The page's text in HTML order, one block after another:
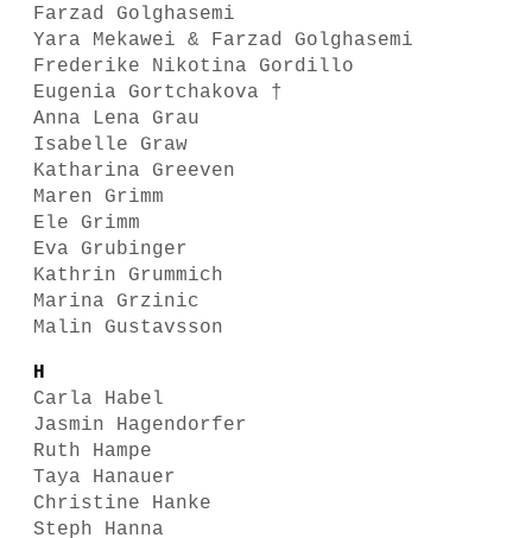
Farzad Golghasemi
Yara Mekawei & Farzad Golghasemi
Frederike Nikotina Gordillo
Eugenia Gortchakova †
Anna Lena Grau
Isabelle Graw
Katharina Greeven
Maren Grimm
Ele Grimm
Eva Grubinger
Kathrin Grummich
Marina Grzinic
Malin Gustavsson
H
Carla Habel
Jasmin Hagendorfer
Ruth Hampe
Taya Hanauer
Christine Hanke
Steph Hanna